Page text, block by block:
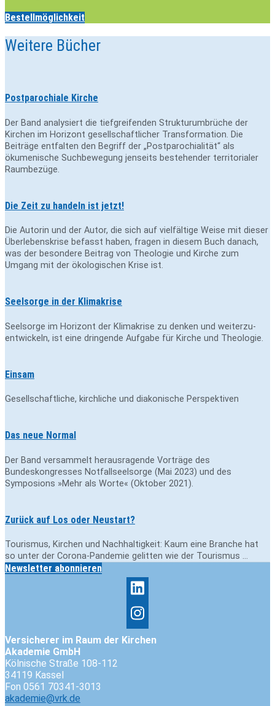
Bestellmöglichkeit
Weitere Bücher
Postparochiale Kirche
Der Band analysiert die tiefgreifenden Strukturumbrüche der
Kirchen im Horizont gesellschaftlicher Transformation. Die
Beiträge entfalten den Begriff der „Postparochialität“ als
ökumenische Suchbewegung jenseits bestehender territorialer
Raumbezüge.
Die Zeit zu handeln ist jetzt!
Die Autorin und der Autor, die sich auf vielfältige Weise mit dieser
Überlebenskrise befasst haben, fragen in diesem Buch danach,
was der besondere Beitrag von Theologie und Kirche zum
Umgang mit der ökologischen Krise ist.
Seelsorge in der Klimakrise
Seelsorge im Horizont der Klimakrise zu denken und weiterzu­
entwickeln, ist eine dringende Aufgabe für Kirche und Theologie.
Einsam
Gesellschaftliche, kirchliche und diakonische Perspektiven
Das neue Normal
Der Band versammelt herausragende Vorträge des
Bundeskongresses Notfallseelsorge (Mai 2023) und des
Symposions »Mehr als Worte« (Oktober 2021).
Zurück auf Los oder Neustart?
Tourismus, Kirchen und Nachhaltigkeit: Kaum eine Branche hat
so unter der Corona-Pandemie gelitten wie der Tourismus …
Newsletter abonnieren
Versicherer im Raum der Kirchen
Akademie GmbH
Kölnische Straße 108-112
34119 Kassel
Fon 0561 70341-3013
akademie@vrk.de